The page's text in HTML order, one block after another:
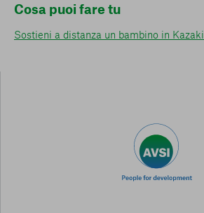
Cosa puoi fare tu
Sostieni a distanza un bambino in